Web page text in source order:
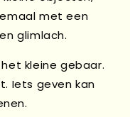
met een
glimlach.
kleine gebaar.
Iets geven kan